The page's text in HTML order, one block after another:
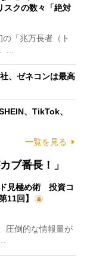
スクの数々「絶対
「兆万長者（ト
…
、ゼネコンは最高
、TikTok、
一覧を見る
ブ番長！」
ド見極め術 投資コ
11回】
圧倒的な情報量が